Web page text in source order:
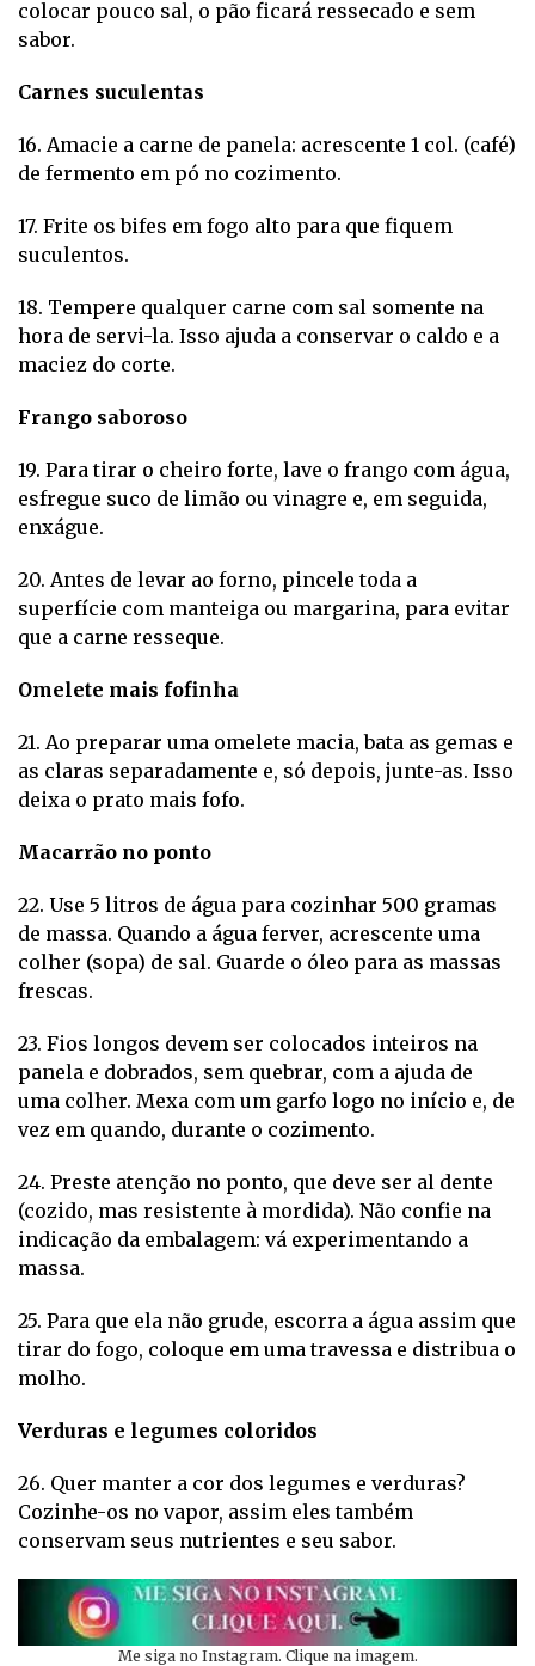
colocar pouco sal, o pão ficará ressecado e sem
sabor.
Carnes suculentas
16. Amacie a carne de panela: acrescente 1 col. (café)
de fermento em pó no cozimento.
17. Frite os bifes em fogo alto para que fiquem
suculentos.
18. Tempere qualquer carne com sal somente na
hora de servi-la. Isso ajuda a conservar o caldo e a
maciez do corte.
Frango saboroso
19. Para tirar o cheiro forte, lave o frango com água,
esfregue suco de limão ou vinagre e, em seguida,
enxágue.
20. Antes de levar ao forno, pincele toda a
superfície com manteiga ou margarina, para evitar
que a carne resseque.
Omelete mais fofinha
21. Ao preparar uma omelete macia, bata as gemas e
as claras separadamente e, só depois, junte-as. Isso
deixa o prato mais fofo.
Macarrão no ponto
22. Use 5 litros de água para cozinhar 500 gramas
de massa. Quando a água ferver, acrescente uma
colher (sopa) de sal. Guarde o óleo para as massas
frescas.
23. Fios longos devem ser colocados inteiros na
panela e dobrados, sem quebrar, com a ajuda de
uma colher. Mexa com um garfo logo no início e, de
vez em quando, durante o cozimento.
24. Preste atenção no ponto, que deve ser al dente
(cozido, mas resistente à mordida). Não confie na
indicação da embalagem: vá experimentando a
massa.
25. Para que ela não grude, escorra a água assim que
tirar do fogo, coloque em uma travessa e distribua o
molho.
Verduras e legumes coloridos
26. Quer manter a cor dos legumes e verduras?
Cozinhe-os no vapor, assim eles também
conservam seus nutrientes e seu sabor.
Me siga no Instagram. Clique na imagem.